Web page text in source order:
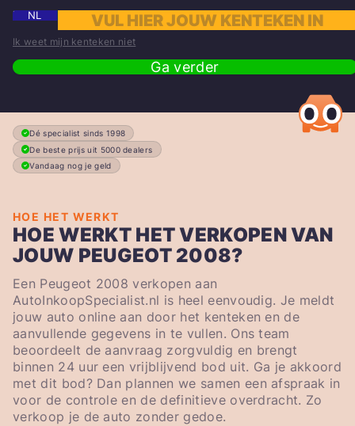
NL
Ik weet mijn kenteken niet
Ga verder
Dé specialist sinds 1998
De beste prijs uit 5000 dealers
Vandaag nog je geld
HOE HET WERKT
HOE WERKT HET VERKOPEN VAN
JOUW PEUGEOT 2008?
Een Peugeot 2008 verkopen aan
AutoInkoopSpecialist.nl is heel eenvoudig. Je meldt
jouw auto online aan door het kenteken en de
aanvullende gegevens in te vullen. Ons team
beoordeelt de aanvraag zorgvuldig en brengt
binnen 24 uur een vrijblijvend bod uit. Ga je akkoord
met dit bod? Dan plannen we samen een afspraak in
voor de controle en de definitieve overdracht. Zo
verkoop je de auto zonder gedoe.